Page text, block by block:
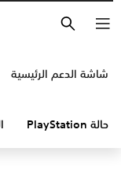
شاشة الدعم الرئيسية
حالة PlayStation